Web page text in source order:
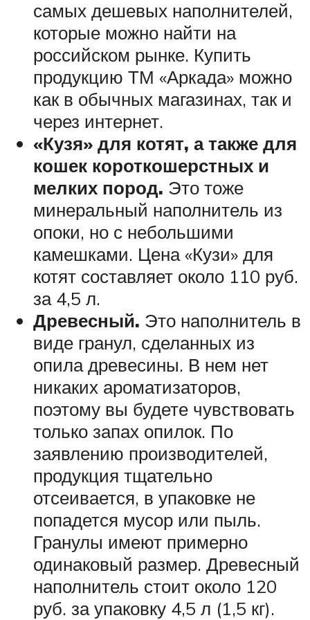
самых дешевых наполнителей,
которые можно найти на
российском рынке. Купить
продукцию ТМ «Аркада» можно
как в обычных магазинах, так и
через интернет.
«Кузя» для котят, а также для
кошек короткошерстных и
мелких пород. Это тоже
минеральный наполнитель из
опоки, но с небольшими
камешками. Цена «Кузи» для
котят составляет около 110 руб.
за 4,5 л.
Древесный. Это наполнитель в
виде гранул, сделанных из
опила древесины. В нем нет
никаких ароматизаторов,
поэтому вы будете чувствовать
только запах опилок. По
заявлению производителей,
продукция тщательно
отсеивается, в упаковке не
попадется мусор или пыль.
Гранулы имеют примерно
одинаковый размер. Древесный
наполнитель стоит около 120
руб. за упаковку 4,5 л (1,5 кг).